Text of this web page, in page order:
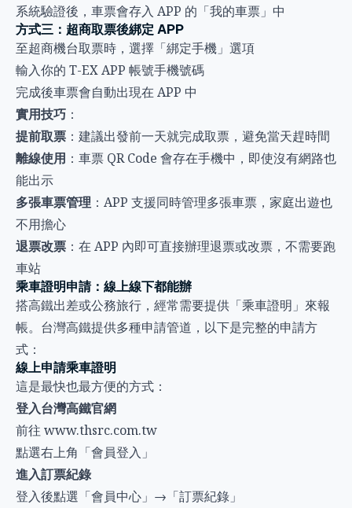
系統驗證後，車票會存入 APP 的「我的車票」中
方式三：超商取票後綁定 APP
至超商機台取票時，選擇「綁定手機」選項
輸入你的 T-EX APP 帳號手機號碼
完成後車票會自動出現在 APP 中
實用技巧 ：
提前取票 ：建議出發前一天就完成取票，避免當天趕時間
離線使用 ：車票 QR Code 會存在手機中，即使沒有網路也
能出示
多張車票管理 ：APP 支援同時管理多張車票，家庭出遊也
不用擔心
退票改票 ：在 APP 內即可直接辦理退票或改票，不需要跑
車站
乘車證明申請：線上線下都能辦
搭高鐵出差或公務旅行，經常需要提供「乘車證明」來報
帳。台灣高鐵提供多種申請管道，以下是完整的申請方
式：
線上申請乘車證明
這是最快也最方便的方式：
登入台灣高鐵官網
前往 www.thsrc.com.tw
點選右上角「會員登入」
進入訂票紀錄
登入後點選「會員中心」→「訂票紀錄」